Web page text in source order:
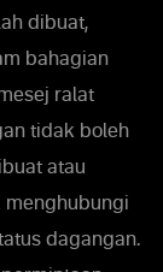
dibuat,
bahagian
ralat
tidak boleh
atau
menghubungi
dagangan.